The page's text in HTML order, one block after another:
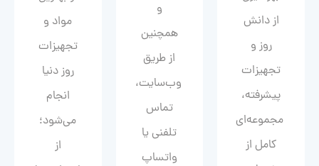
از دانش
روز و
تجهیزات
پیشرفته،
مجموعه‌ای
کامل از
و
همچنین
از طریق
وب‌سایت،
تماس
تلفنی یا
واتساپ
مواد و
تجهیزات
روز دنیا
انجام
می‌شود؛
از